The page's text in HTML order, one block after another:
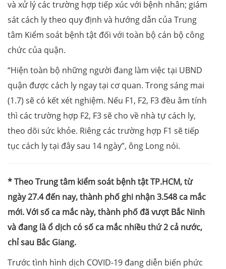
và xử lý các trường hợp tiếp xúc với bệnh nhân; giám
sát cách ly theo quy định và hướng dẫn của Trung
tâm Kiểm soát bệnh tật đối với toàn bộ cán bộ công
chức của quận.
“Hiện toàn bộ những người đang làm việc tại UBND
quận được cách ly ngay tại cơ quan. Trong sáng mai
(1.7) sẽ có kết xét nghiệm. Nếu F1, F2, F3 đều âm tính
thì các trường hợp F2, F3 sẽ cho về nhà tự cách ly,
theo dõi sức khỏe. Riêng các trường hợp F1 sẽ tiếp
tục cách ly tại đây sau 14 ngày”, ông Long nói.
* Theo Trung tâm kiểm soát bệnh tật TP.HCM, từ
ngày 27.4 đến nay, thành phố ghi nhận 3.548 ca mắc
mới. Với số ca mắc này, thành phố đã vượt Bắc Ninh
và đang là ổ dịch có số ca mắc nhiều thứ 2 cả nước,
chỉ sau Bắc Giang.
Trước tình hình dịch COVID-19 đang diễn biến phức